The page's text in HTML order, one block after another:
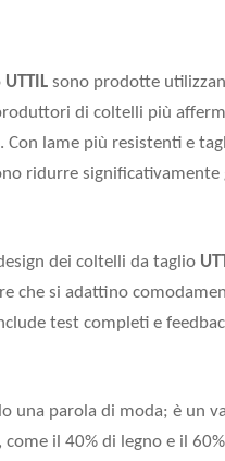
UTTIL sono prodotte
di coltelli più
lame più resistenti e
ridurre significativamente
dei coltelli da taglio
che si adattino
test completi e
una parola di moda; è un
il 40% di legno e il 60%